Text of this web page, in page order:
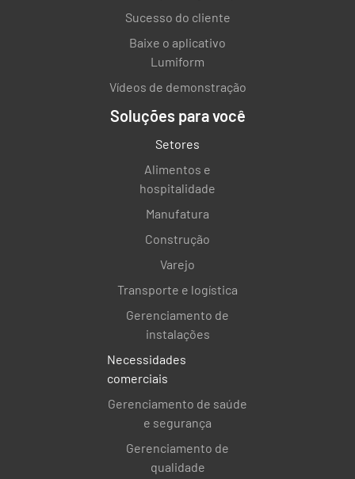
Sucesso do cliente
Baixe o aplicativo
Lumiform
Vídeos de demonstração
Soluções para você
Setores
Alimentos e
hospitalidade
Manufatura
Construção
Varejo
Transporte e logística
Gerenciamento de
instalações
Necessidades
comerciais
Gerenciamento de saúde
e segurança
Gerenciamento de
qualidade